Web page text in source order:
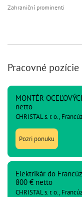
Zahraniční prominenti
Pracovné pozície
MONTÉR
netto
CHRISTAL s. r. o.,
Pozri ponuku
Elektrikár do
800 € netto
CHRISTAL s. r. o.,